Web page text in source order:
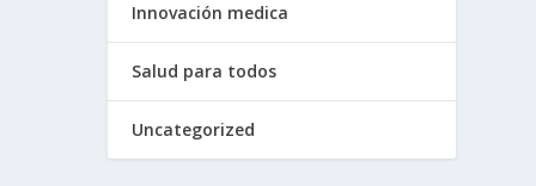
Innovación medica
Salud para todos
Uncategorized